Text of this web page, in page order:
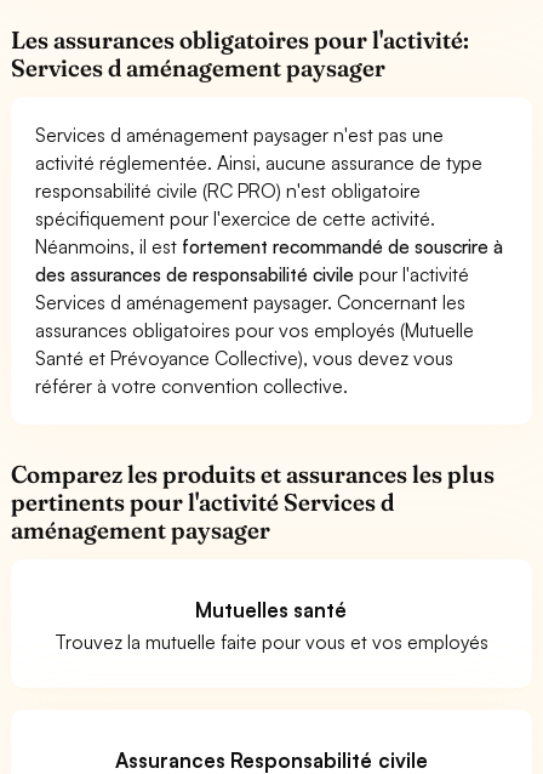
Les assurances obligatoires pour l'activité:
Services d aménagement paysager
Services d aménagement paysager n'est pas une
activité réglementée. Ainsi, aucune assurance de type
responsabilité civile (RC PRO) n'est obligatoire
spécifiquement pour l'exercice de cette activité.
Néanmoins, il est fortement recommandé de souscrire à
des assurances de responsabilité civile pour l'activité
Services d aménagement paysager. Concernant les
assurances obligatoires pour vos employés (Mutuelle
Santé et Prévoyance Collective), vous devez vous
référer à votre convention collective.
Comparez les produits et assurances les plus
pertinents pour l'activité Services d
aménagement paysager
Mutuelles santé
Trouvez la mutuelle faite pour vous et vos employés
Assurances Responsabilité civile